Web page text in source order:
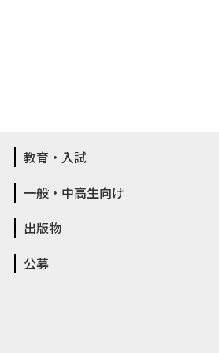
教育・入試
一般・中高生向け
出版物
公募